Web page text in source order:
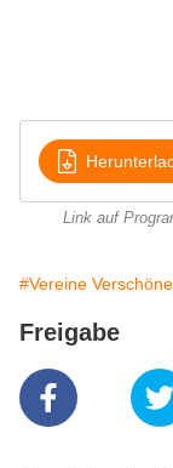
Link auf
#Vereine
Freigabe